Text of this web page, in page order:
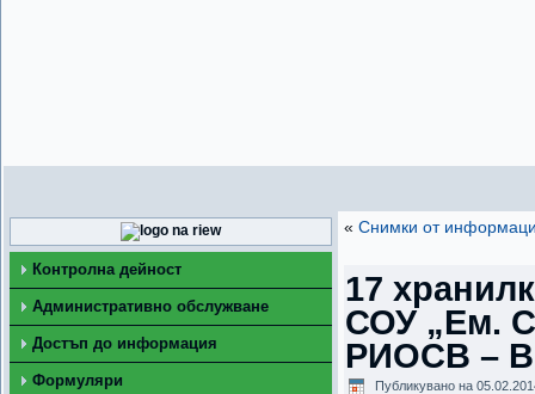
Контролна дейност
Административно обслужване
Достъп до информация
Формуляри
« Снимки от
17
СОУ „Ем.
РИОСВ –
Публикувано на